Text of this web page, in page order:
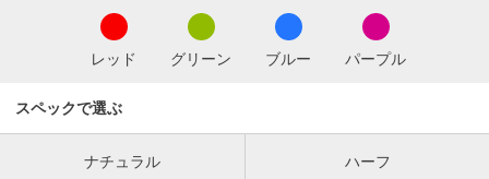
レッド グリーン ブルー パープル
スペックで選ぶ
ナチュラル ハーフ